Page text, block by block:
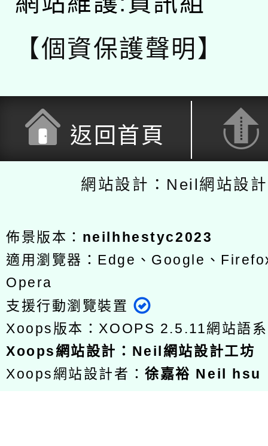
【個資保護聲明】
返回首頁
網站設計：Neil網站設
佈景版本： neilhhestyc2023
適用瀏覽器：Edge、Google、
Opera
支援行動瀏覽裝置
Xoops版本： XOOPS 2.5.11網站語
Xoops網站設計 ： Neil網站設計工坊
Xoops網站設計者：徐嘉裕 Neil hsu